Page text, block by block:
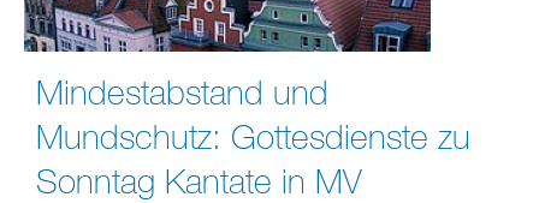
Mindestabstand und
Mundschutz: Gottesdienste zu
Sonntag Kantate in MV